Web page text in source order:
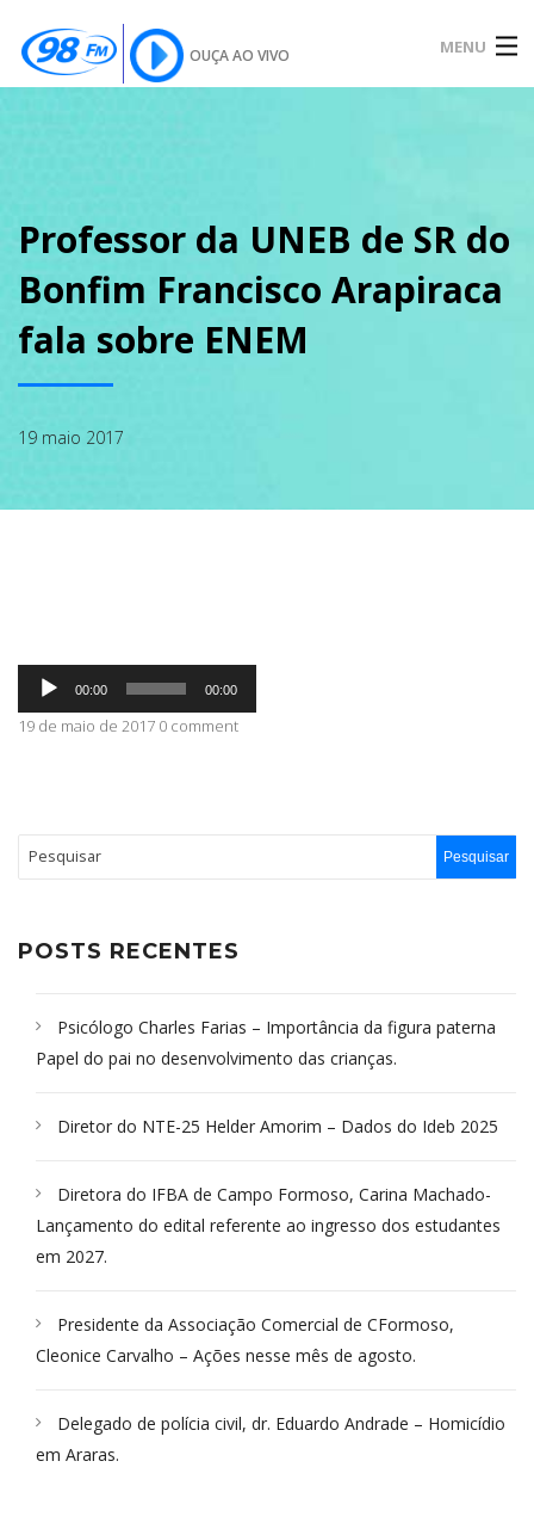
OUÇA AO VIVO MENU
SOBRE
CONTATO
Professor da UNEB de SR do
Bonfim Francisco Arapiraca
fala sobre ENEM
19 maio 2017
Tocador
áudio
00:00 00:00
19 de maio de 2017 0 comment
POSTS RECENTES
Psicólogo Charles Farias – Importância da figura paterna
Papel do pai no desenvolvimento das crianças.
Diretor do NTE-25 Helder Amorim – Dados do Ideb 2025
Diretora do IFBA de Campo Formoso, Carina Machado-
Lançamento do edital referente ao ingresso dos estudantes
em 2027.
Presidente da Associação Comercial de CFormoso,
Cleonice Carvalho – Ações nesse mês de agosto.
Delegado de polícia civil, dr. Eduardo Andrade – Homicídio
em Araras.